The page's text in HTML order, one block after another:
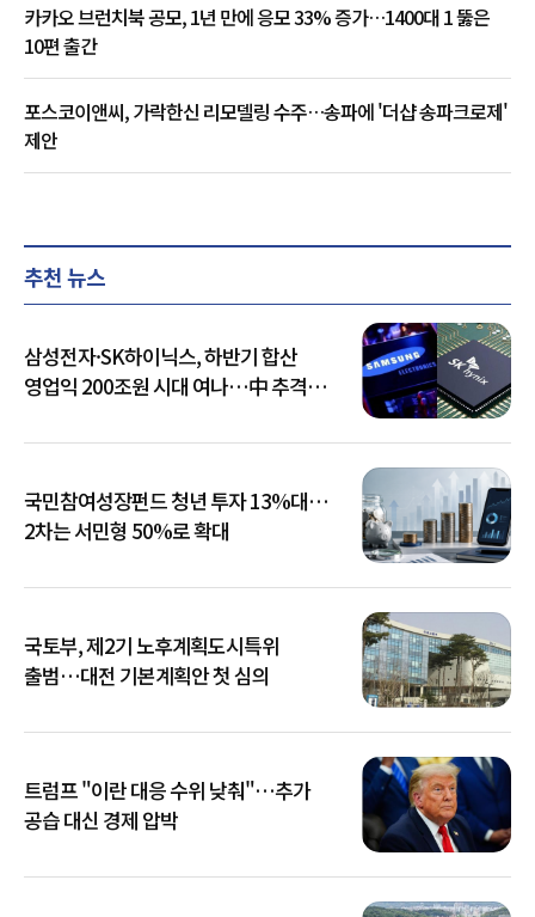
카카오 브런치북 공모, 1년 만에 응모 33% 증가…1400대 1 뚫은
10편 출간
포스코이앤씨, 가락한신 리모델링 수주…송파에 '더샵 송파크로제'
제안
추천 뉴스
삼성전자·SK하이닉스, 하반기 합산
영업익 200조원 시대 여나…中 추격은
국민참여성장펀드 청년 투자 13%대…
2차는 서민형 50%로 확대
국토부, 제2기 노후계획도시특위
출범…대전 기본계획안 첫 심의
트럼프 "이란 대응 수위 낮춰"…추가
공습 대신 경제 압박